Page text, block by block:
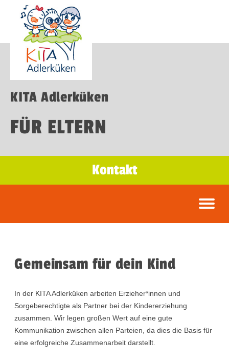
KITA Adlerküken
FÜR ELTERN
Kontakt
Gemeinsam für dein Kind
In der KITA Adlerküken arbeiten Erzieher*innen und
Sorgeberechtigte als Partner bei der Kindererziehung
zusammen. Wir legen großen Wert auf eine gute
Kommunikation zwischen allen Parteien, da dies die Basis für
eine erfolgreiche Zusammenarbeit darstellt.